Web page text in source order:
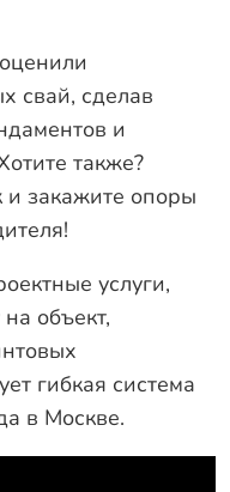
свай, сделав
и
также?
и закажите опоры
услуги,
объект,
гибкая система
в Москве.